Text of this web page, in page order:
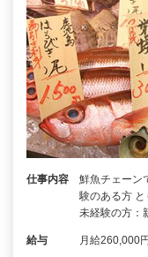
仕事内容
鮮魚チェーン
験のある方
未経験の方：
給与 月給260,000